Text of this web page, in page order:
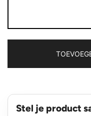
Stel je product